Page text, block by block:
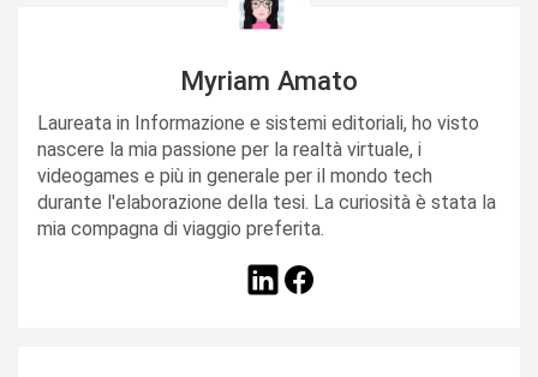
Myriam Amato
Laureata in Informazione e sistemi editoriali, ho visto
nascere la mia passione per la realtà virtuale, i
videogames e più in generale per il mondo tech
durante l'elaborazione della tesi. La curiosità è stata la
mia compagna di viaggio preferita.